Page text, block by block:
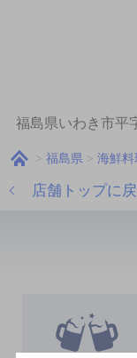
福島県いわき市平
福島県 海鮮料
店舗トップに